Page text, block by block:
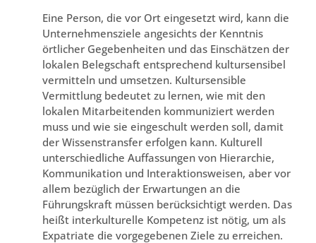
Eine Person, die vor Ort eingesetzt wird, kann die
Unternehmensziele angesichts der Kenntnis
örtlicher Gegebenheiten und das Einschätzen der
lokalen Belegschaft entsprechend kultursensibel
vermitteln und umsetzen. Kultursensible
Vermittlung bedeutet zu lernen, wie mit den
lokalen Mitarbeitenden kommuniziert werden
muss und wie sie eingeschult werden soll, damit
der Wissenstransfer erfolgen kann. Kulturell
unterschiedliche Auffassungen von Hierarchie,
Kommunikation und Interaktionsweisen, aber vor
allem bezüglich der Erwartungen an die
Führungskraft müssen berücksichtigt werden. Das
heißt interkulturelle Kompetenz ist nötig, um als
Expatriate die vorgegebenen Ziele zu erreichen.